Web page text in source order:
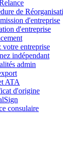
de
d'entreprise
d'entreprise
votre entreprise
indépendant
admin
ATA
d'origine
consulaire